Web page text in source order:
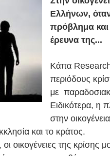
Ελλήνων,
πρόβλημα και
έρευνα της...
Κάπα
περιόδους
με
Ειδικότερα, η
στην
και το κράτος.
οικογένειες της κρίσης